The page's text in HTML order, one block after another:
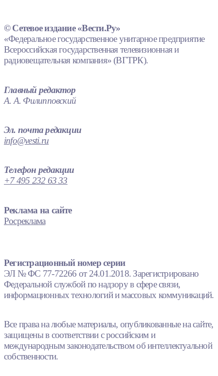
© Сетевое издание «Вести.Ру»
«Федеральное государственное унитарное предприятие
Всероссийская государственная телевизионная и
радиовещательная компания» (ВГТРК).
Главный редактор
А. А. Филипповский
Эл. почта редакции
info@vesti.ru
Телефон редакции
+7 495 232 63 33
Реклама на сайте
Росреклама
Регистрационный номер серии
ЭЛ № ФС 77-72266 от 24.01.2018. Зарегистрировано
Федеральной службой по надзору в сфере связи,
информационных технологий и массовых коммуникаций.
Все права на любые материалы, опубликованные на сайте,
защищены в соответствии с российским и
международным законодательством об интеллектуальной
собственности.